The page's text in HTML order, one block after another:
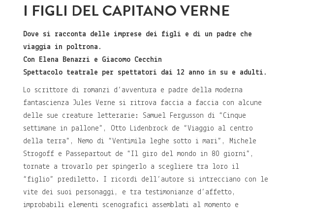
I FIGLI DEL CAPITANO VERNE
Dove si racconta delle imprese dei figli e di un padre che
viaggia in poltrona.
Con Elena Benazzi e Giacomo Cecchin
Spettacolo teatrale per spettatori dai 12 anno in su e adulti.
Lo scrittore di romanzi d’avventura e padre della moderna
fantascienza Jules Verne si ritrova faccia a faccia con alcune
delle sue creature letterarie: Samuel Fergusson di “Cinque
settimane in pallone”, Otto Lidenbrock de “Viaggio al centro
della terra”, Nemo di “Ventimila leghe sotto i mari”, Michele
Strogoff e Passepartout de “Il giro del mondo in 80 giorni”,
tornate a trovarlo per spingerlo a scegliere tra loro il
“figlio” prediletto. I ricordi dell’autore si intrecciano con le
vite dei suoi personaggi, e tra testimonianze d’affetto,
improbabili elementi scenografici assemblati al momento e